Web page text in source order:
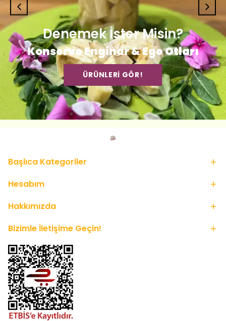
Denemek İster Misin?
Konserve Enginar & Ege Otları
ÜRÜNLERİ GÖR!
Başlıca Kategoriler
Hesabım
Hakkımızda
Bizimle İletişime Geçin!